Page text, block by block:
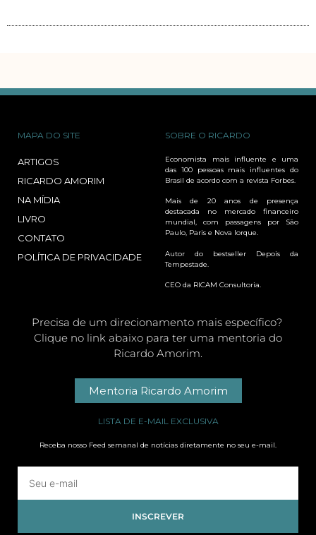
MAPA DO SITE
ARTIGOS
RICARDO AMORIM
NA MÍDIA
LIVRO
CONTATO
POLÍTICA DE PRIVACIDADE
SOBRE O RICARDO
Economista mais influente e uma
das 100 pessoas mais influentes do
Brasil de acordo com a revista Forbes.
Mais de 20 anos de presença
destacada no mercado financeiro
mundial, com passagens por São
Paulo, Paris e Nova Iorque.
Autor do bestseller Depois da
Tempestade.
CEO da RICAM Consultoria.
Precisa de um direcionamento mais específico?
Clique no link abaixo para ter uma mentoria do
Ricardo Amorim.
Mentoria Ricardo Amorim
LISTA DE E-MAIL EXCLUSIVA
Receba nosso Feed semanal de notícias diretamente no seu e-mail.
INSCREVER